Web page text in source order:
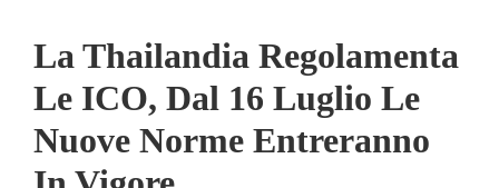
La Thailandia Regolamenta
Le ICO, Dal 16 Luglio Le
Nuove Norme Entreranno